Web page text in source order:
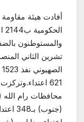
أفادت هيئة مقاومة
والمستوطنون
تشرين الثاني
621